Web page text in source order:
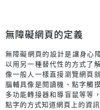
無障礙網頁的定義
無障礙網頁的設計是讓身心
以用另一種替代性的方式了
像一般人一樣直接瀏覽網頁
腦輔具像是閱讀機、點字觸
多功能轉接器和導盲鼠等等
點字的方式知道網頁上的資